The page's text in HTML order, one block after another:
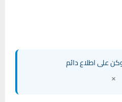
على اطلاع دائم
×